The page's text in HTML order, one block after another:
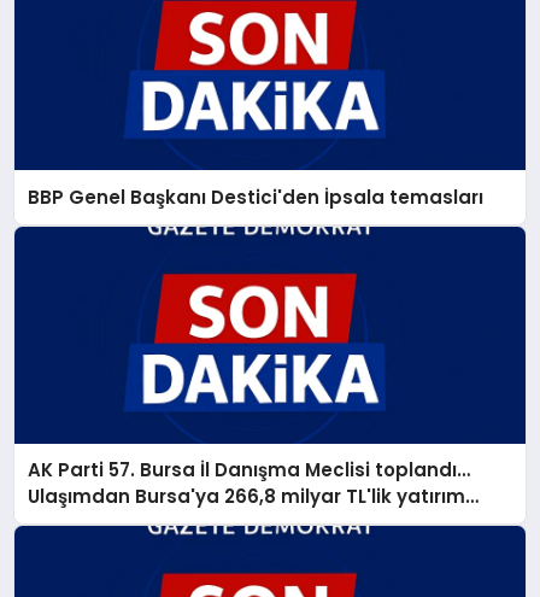
BBP Genel Başkanı Destici'den İpsala temasları
AK Parti 57. Bursa İl Danışma Meclisi toplandı…
Ulaşımdan Bursa'ya 266,8 milyar TL'lik yatırım
müjdesi